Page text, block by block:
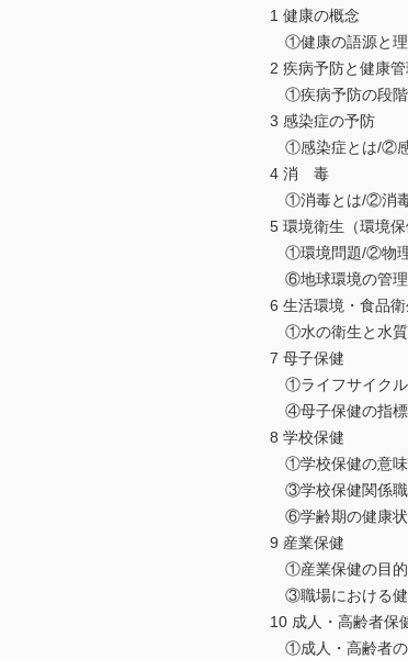
1 健康の概念
①健康の語源と理
2 疾病予防と健康管
①疾病予防の段階
3 感染症の予防
①感染症とは/②感
4 消 毒
①消毒とは/②消毒
5 環境衛生（環境保
①環境問題/②物理
⑥地球環境の管理/
6 生活環境・食品衛
①水の衛生と水質
7 母子保健
①ライフサイクル/
④母子保健の指標/
8 学校保健
①学校保健の意味/
③学校保健関係職
⑥学齢期の健康状
9 産業保健
①産業保健の目的/
③職場における健
10 成人・高齢者保
①成人・高齢者の